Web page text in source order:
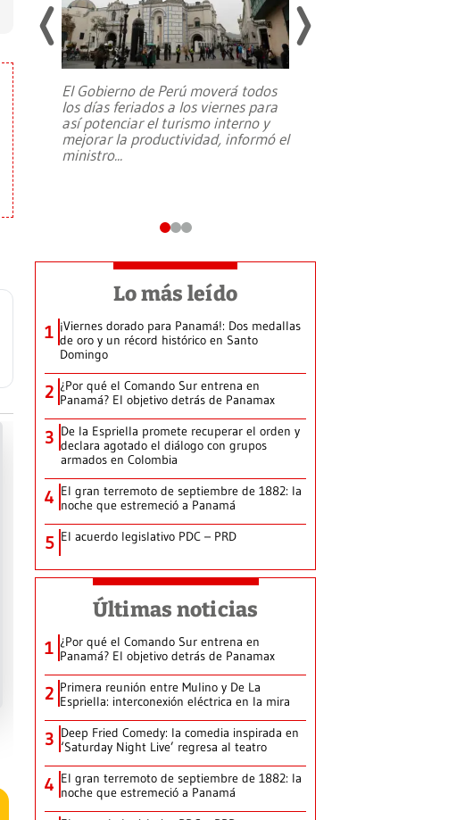
El Gobierno de Perú moverá todos
los días feriados a los viernes para
así potenciar el turismo interno y
mejorar la productividad, informó el
ministro...
Lo más leído
1 ¡Viernes dorado para Panamá!: Dos medallas
de oro y un récord histórico en Santo
Domingo
2 ¿Por qué el Comando Sur entrena en
Panamá? El objetivo detrás de Panamax
3 De la Espriella promete recuperar el orden y
declara agotado el diálogo con grupos
armados en Colombia
4 El gran terremoto de septiembre de 1882: la
noche que estremeció a Panamá
5 El acuerdo legislativo PDC – PRD
Últimas noticias
1 ¿Por qué el Comando Sur entrena en
Panamá? El objetivo detrás de Panamax
2 Primera reunión entre Mulino y De La
Espriella: interconexión eléctrica en la mira
3 Deep Fried Comedy: la comedia inspirada en
‘Saturday Night Live’ regresa al teatro
4 El gran terremoto de septiembre de 1882: la
noche que estremeció a Panamá